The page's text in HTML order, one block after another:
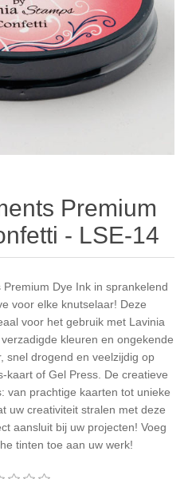
Premium
- LSE-14
Dye Ink in sprankelend
voor elke knutselaar! Deze
voor het gebruik met Lavinia
kleuren en ongekende
snel drogend en veelzijdig op
kaart of Gel Press. De creatieve
van prachtige kaarten tot unieke
uw creativiteit stralen met deze
aansluit bij uw projecten! Voeg
tinten toe aan uw werk!